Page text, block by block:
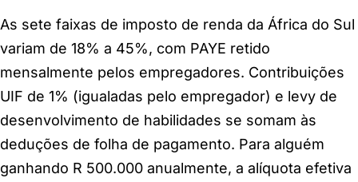
As sete faixas de imposto de renda da África do Sul
variam de 18% a 45%, com PAYE retido
mensalmente pelos empregadores. Contribuições
UIF de 1% (igualadas pelo empregador) e levy de
desenvolvimento de habilidades se somam às
deduções de folha de pagamento. Para alguém
ganhando R 500.000 anualmente, a alíquota efetiva